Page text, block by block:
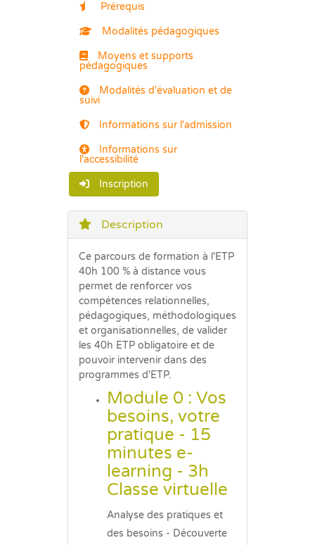
Prérequis
Modalités pédagogiques
Moyens et supports
pédagogiques
Modalités d'évaluation et de
suivi
Informations sur l'admission
Informations sur
l'accessibilité
Inscription
Description
Ce parcours de formation à l'ETP
40h 100 % à distance vous
permet de renforcer vos
compétences relationnelles,
pédagogiques, méthodologiques
et organisationnelles, de valider
les 40h ETP obligatoire et de
pouvoir intervenir dans des
programmes d'ETP.
Module 0 : Vos
besoins, votre
pratique - 15
minutes e-
learning - 3h
Classe virtuelle
Analyse des pratiques et
des besoins - Découverte